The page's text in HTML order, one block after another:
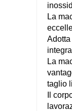
La
La
taglio
Il